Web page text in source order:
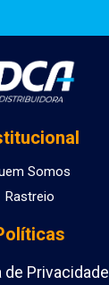
Somos
Rastreio
de Privacidade